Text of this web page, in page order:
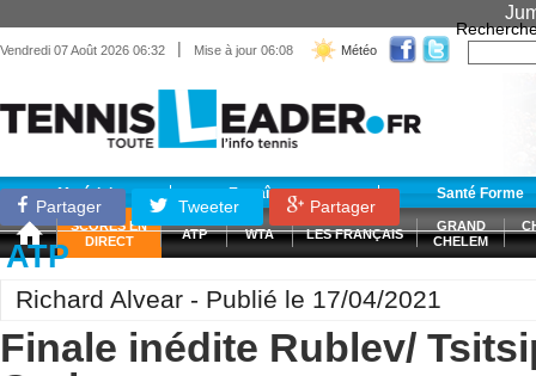
Vendredi 07 Août 2026 06:32 | Mise à jour 06:08 Météo
Matériel Entraînement Santé Forme
SCORES EN
DIRECT
ATP WTA LES FRANÇAIS
GRAND
CHELEM
Partager Tweeter Partager
ATP
Richard Alvear - Publié le 17/04/2021
Finale inédite Rublev/